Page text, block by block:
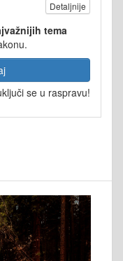
Detaljnije
tema
se u raspravu!